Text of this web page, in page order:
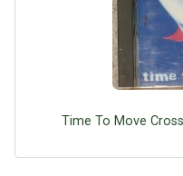
Time To Move